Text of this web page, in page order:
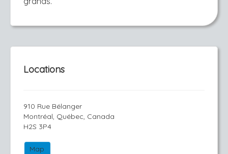
Locations
910 Rue Bélanger
Montréal, Québec, Canada
H2S 3P4
Map